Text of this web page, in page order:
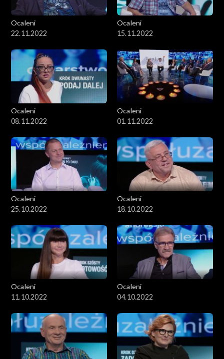
Ocaleni
22.11.2022
Ocaleni
15.11.2022
Ocaleni
08.11.2022
Ocaleni
01.11.2022
Ocaleni
25.10.2022
Ocaleni
18.10.2022
Ocaleni
11.10.2022
Ocaleni
04.10.2022